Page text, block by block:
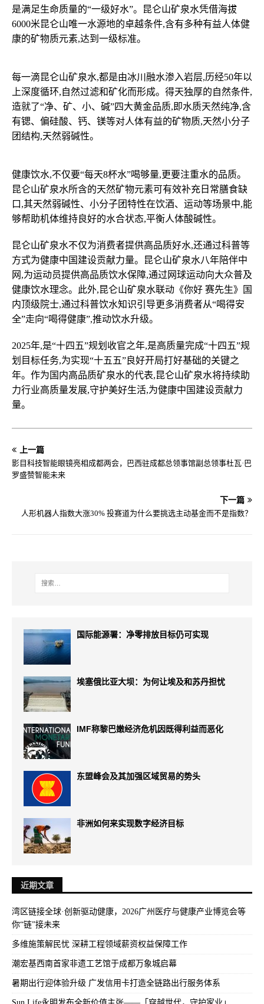
是满足生命质量的“一级好水”。昆仑山矿泉水凭借海拔
6000米昆仑山唯一水源地的卓越条件,含有多种有益人体健
康的矿物质元素,达到一级标准。
每一滴昆仑山矿泉水,都是由冰川融水渗入岩层,历经50年以
上深度循环,自然过滤和矿化而形成。得天独厚的自然条件,
造就了“净、矿、小、碱”四大黄金品质,即水质天然纯净,含
有锶、偏硅酸、钙、镁等对人体有益的矿物质,天然小分子
团结构,天然弱碱性。
健康饮水,不仅要“每天8杯水”喝够量,更要注重水的品质。
昆仑山矿泉水所含的天然矿物元素可有效补充日常膳食缺
口,其天然弱碱性、小分子团特性在饮酒、运动等场景中,能
够帮助机体维持良好的水合状态,平衡人体酸碱性。
昆仑山矿泉水不仅为消费者提供高品质好水,还通过科普等
方式为健康中国建设贡献力量。昆仑山矿泉水八年陪伴中
网,为运动员提供高品质饮水保障,通过网球运动向大众普及
健康饮水理念。此外,昆仑山矿泉水联动《你好 赛先生》国
内顶级院士,通过科普饮水知识引导更多消费者从“喝得安
全”走向“喝得健康”,推动饮水升级。
2025年,是“十四五”规划收官之年,是高质量完成“十四五”规
划目标任务,为实现“十五五”良好开局打好基础的关键之
年。作为国内高品质矿泉水的代表,昆仑山矿泉水将持续助
力行业高质量发展,守护美好生活,为健康中国建设贡献力
量。
上一篇
影目科技智能眼镜亮相成都两会，巴西驻成都总领事馆副总领事杜瓦·巴
罗盛赞智能未来
下一篇
人形机器人指数大涨30% 投赛道为什么要挑选主动基金而不是指数？
国际能源署：净零排放目标仍可实现
埃塞俄比亚大坝：为何让埃及和苏丹担忧
IMF称黎巴嫩经济危机因既得利益而恶化
东盟峰会及其加强区域贸易的势头
非洲如何来实现数字经济目标
近期文章
湾区链接全球·创新驱动健康，2026广州医疗与健康产业博览会等
你“链”接未来
多维施策解民忧 深耕工程领域薪资权益保障工作
潮宏基西南首家非遗工艺馆于成都万象城启幕
暑期出行迎体验升级 广发信用卡打造全链路出行服务体系